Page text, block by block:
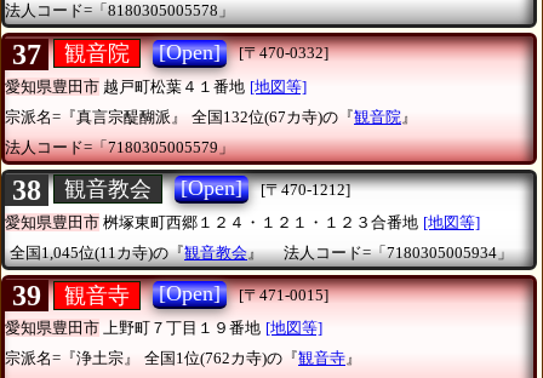
法人コード=「8180305005578」
37 観音院 [Open]
[〒470-0332]
愛知県豊田市 越戸町松葉４１番地 [地図等]
宗派名=『真言宗醍醐派』
全国132位(67カ寺)の『観音院 』
法人コード=「7180305005579」
38 観音教会 [Open]
[〒470-1212]
愛知県豊田市 桝塚東町西郷１２４・１２１・１２３合番地 [地図等]
全国1,045位(11カ寺)の『観音教会』 法人コード=「7180305005934」
39 観音寺 [Open]
[〒471-0015]
愛知県豊田市 上野町７丁目１９番地 [地図等]
宗派名=『浄土宗』
全国1位(762カ寺)の『観音寺』